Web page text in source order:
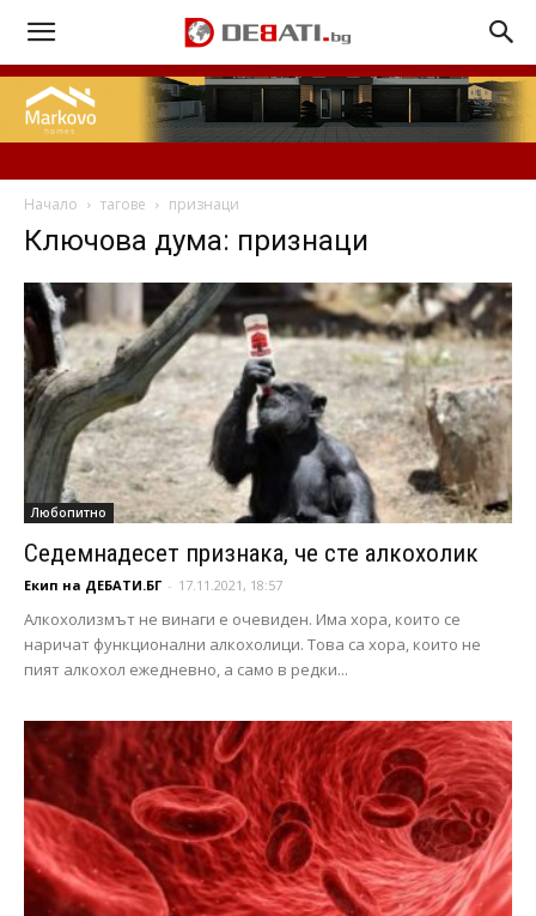
Начало тагове признаци
Ключова дума: признаци
Любопитно
Седемнадесет признака, че сте алкохолик
Екип на ДЕБАТИ.БГ - 17.11.2021, 18:57
Алкохолизмът не винаги е очевиден. Има хора, които се
наричат функционални алкохолици. Това са хора, които не
пият алкохол ежедневно, а само в редки...